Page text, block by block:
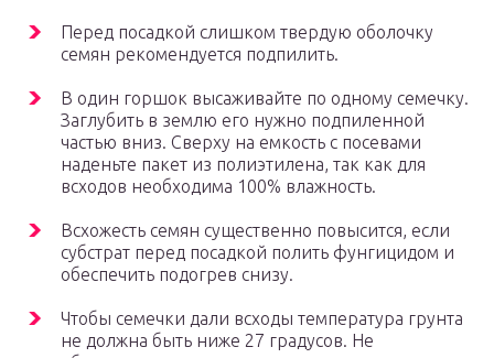
Перед посадкой слишком твердую оболочку
семян рекомендуется подпилить.
В один горшок высаживайте по одному семечку.
Заглубить в землю его нужно подпиленной
частью вниз. Сверху на емкость с посевами
наденьте пакет из полиэтилена, так как для
всходов необходима 100% влажность.
Всхожесть семян существенно повысится, если
субстрат перед посадкой полить фунгицидом и
обеспечить подогрев снизу.
Чтобы семечки дали всходы температура грунта
не должна быть ниже 27 градусов. Не